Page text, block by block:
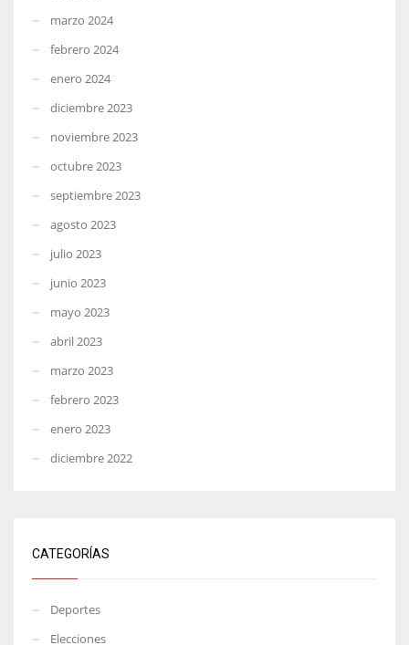
marzo 2024
febrero 2024
enero 2024
diciembre 2023
noviembre 2023
octubre 2023
septiembre 2023
agosto 2023
julio 2023
junio 2023
mayo 2023
abril 2023
marzo 2023
febrero 2023
enero 2023
diciembre 2022
CATEGORÍAS
Deportes
Elecciones